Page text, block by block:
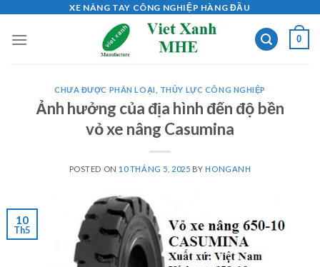
content
XE NÂNG TAY CÔNG NGHIỆP HÀNG ĐẦU
0
CHƯA ĐƯỢC PHÂN LOẠI THỦY LỰC CÔNG NGHIỆP
Ảnh hưởng của địa hình đến độ bền
vỏ xe nâng Casumina
POSTED ON 10 THÁNG 5, 2025 BYHONGANH
10
Th5